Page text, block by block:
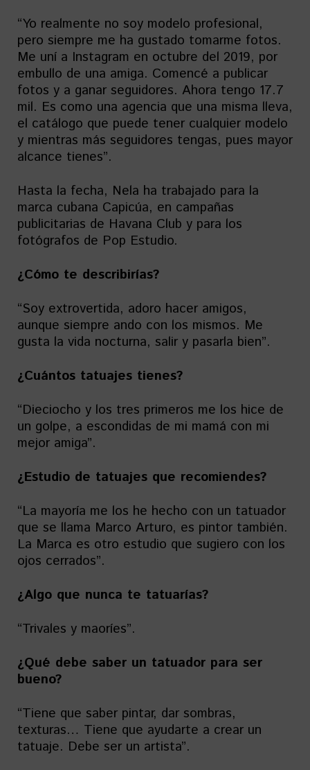
“Yo realmente no soy modelo profesional,
pero siempre me ha gustado tomarme fotos.
Me uní a Instagram en octubre del 2019, por
embullo de una amiga. Comencé a publicar
fotos y a ganar seguidores. Ahora tengo 17.7
mil. Es como una agencia que una misma lleva,
el catálogo que puede tener cualquier modelo
y mientras más seguidores tengas, pues mayor
alcance tienes”.
Hasta la fecha, Nela ha trabajado para la
marca cubana Capicúa, en campañas
publicitarias de Havana Club y para los
fotógrafos de Pop Estudio.
¿Cómo te describirías?
“Soy extrovertida, adoro hacer amigos,
aunque siempre ando con los mismos. Me
gusta la vida nocturna, salir y pasarla bien”.
¿Cuántos tatuajes tienes?
“Dieciocho y los tres primeros me los hice de
un golpe, a escondidas de mi mamá con mi
mejor amiga”.
¿Estudio de tatuajes que recomiendes?
“La mayoría me los he hecho con un tatuador
que se llama Marco Arturo, es pintor también.
La Marca es otro estudio que sugiero con los
ojos cerrados”.
¿Algo que nunca te tatuarías?
“Trivales y maoríes”.
¿Qué debe saber un tatuador para ser
bueno?
“Tiene que saber pintar, dar sombras,
texturas… Tiene que ayudarte a crear un
tatuaje. Debe ser un artista”.